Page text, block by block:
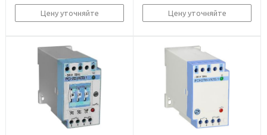
Цену уточняйте Цену уточняйте